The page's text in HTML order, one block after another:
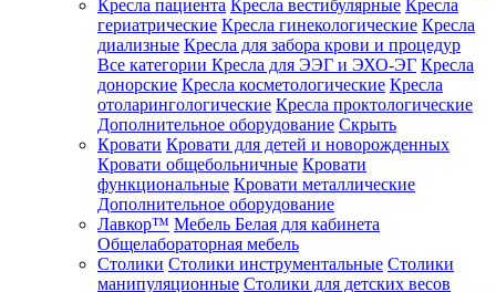
Кресла пациента Кресла вестибулярные Кресла
гериатрические Кресла гинекологические Кресла
диализные Кресла для забора крови и процедур
Все категории Кресла для ЭЭГ и ЭХО-ЭГ Кресла
донорские Кресла косметологические Кресла
отоларингологические Кресла проктологические
Дополнительное оборудование Скрыть
Кровати Кровати для детей и новорожденных
Кровати общебольничные Кровати
функциональные Кровати металлические
Дополнительное оборудование
Лавкор™ Мебель Белая для кабинета
Общелабораторная мебель
Столики Столики инструментальные Столики
манипуляционные Столики для детских весов